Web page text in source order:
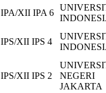
IPA/XII IPA 6
IPS/XII IPS 4
IPS/XII IPS 2
NEGERI
JAKARTA